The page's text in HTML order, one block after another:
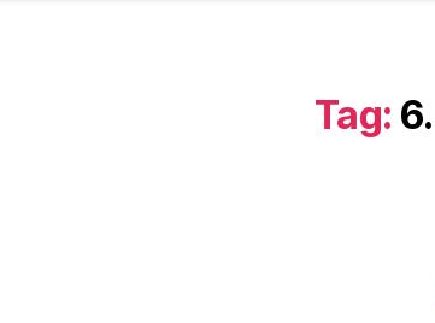
Tag: